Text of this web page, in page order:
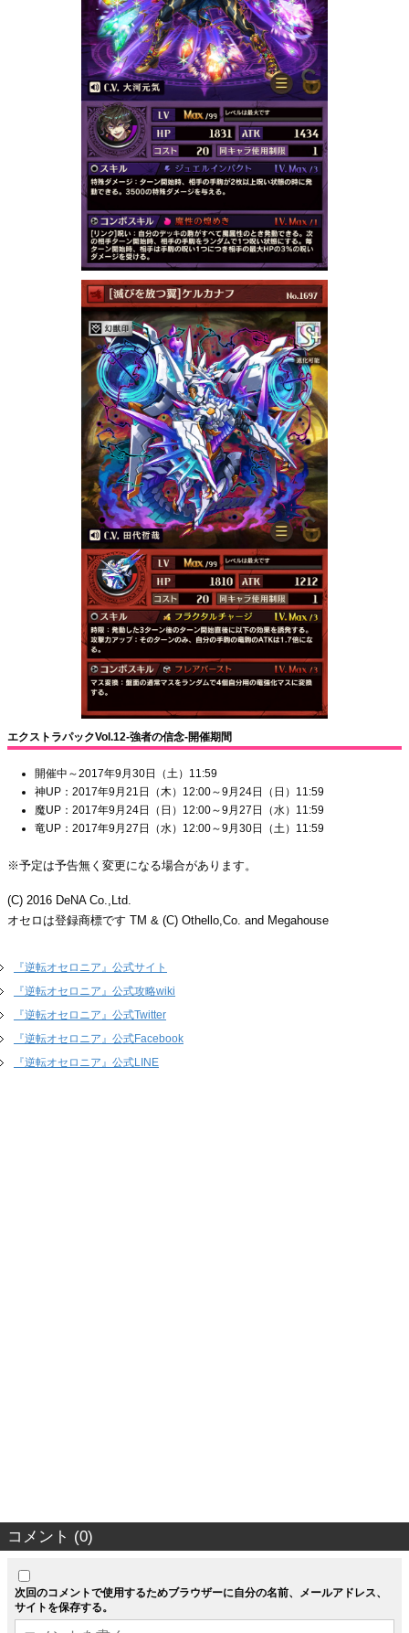
エクストラパックVol.12-強者の信念-開催期間
開催中～2017年9月30日（土）11:59
神UP：2017年9月21日（木）12:00～9月24日（日）11:59
魔UP：2017年9月24日（日）12:00～9月27日（水）11:59
竜UP：2017年9月27日（水）12:00～9月30日（土）11:59
※予定は予告無く変更になる場合があります。
(C) 2016 DeNA Co.,Ltd.
オセロは登録商標です TM & (C) Othello,Co. and Megahouse
『逆転オセロニア』公式サイト
『逆転オセロニア』公式攻略wiki
『逆転オセロニア』公式Twitter
『逆転オセロニア』公式Facebook
『逆転オセロニア』公式LINE
コメント (0)
次回のコメントで使用するためブラウザーに自分の名前、メールアドレス、
サイトを保存する。